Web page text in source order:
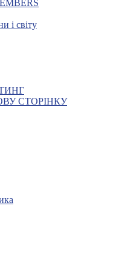
і світу
СТОРІНКУ